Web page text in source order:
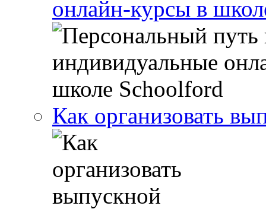
онлайн-курсы в
Как организовать